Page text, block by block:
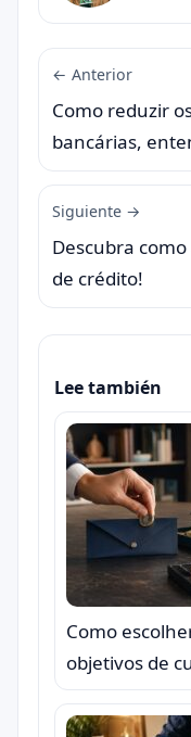
← Anterior
Como reduzir
bancárias,
Siguiente →
Descubra
de crédito!
Lee también
Como
objetivos de